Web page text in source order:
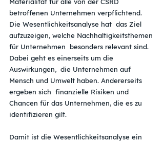
betroffenen Unternehmen verpflichtend.
Die Wesentlichkeitsanalyse hat  das Ziel
aufzuzeigen, welche Nachhaltigkeitsthemen
für Unternehmen  besonders relevant sind.
Dabei geht es einerseits um die
Auswirkungen,  die Unternehmen auf
Mensch und Umwelt haben. Andererseits
ergeben sich  finanzielle Risiken und
Chancen für das Unternehmen, die es zu
identifizieren gilt.
Damit ist die Wesentlichkeitsanalyse ein